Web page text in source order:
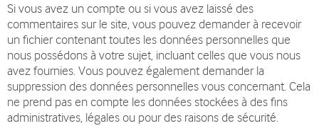
Si vous avez un compte ou si vous avez laissé des
commentaires sur le site, vous pouvez demander à recevoir
un fichier contenant toutes les données personnelles que
nous possédons à votre sujet, incluant celles que vous nous
avez fournies. Vous pouvez également demander la
suppression des données personnelles vous concernant. Cela
ne prend pas en compte les données stockées à des fins
administratives, légales ou pour des raisons de sécurité.